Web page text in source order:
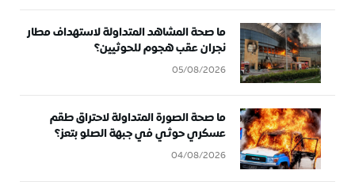
ما صحة المشاهد المتداولة لاستهداف مطار
نجران عقب هجوم للحوثيين؟
05/08/2026
ما صحة الصورة المتداولة لاحتراق طقم
عسكري حوثي في جبهة الصلو بتعز؟
04/08/2026